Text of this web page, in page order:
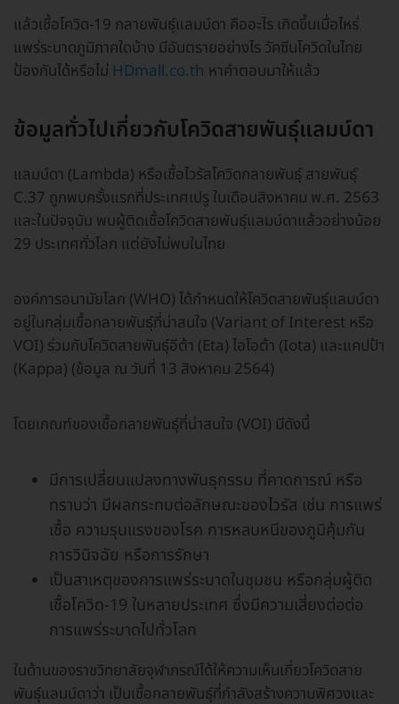
แล้วเชื้อโควิด-19 กลายพันธุ์แลมบ์ดา คืออะไร เกิดขึ้นเมื่อไหร่
แพร่ระบาดภูมิภาคใดบ้าง มีอันตรายอย่างไร วัคซีนโควิดในไทย
ป้องกันได้หรือไม่ HDmall.co.th หาคำตอบมาให้แล้ว
ข้อมูลทั่วไปเกี่ยวกับโควิดสายพันธุ์แลมบ์ดา
แลมบ์ดา (Lambda) หรือเชื้อไวรัสโควิดกลายพันธุ์ สายพันธุ์
C.37 ถูกพบครั้งแรกที่ประเทศเปรู ในเดือนสิงหาคม พ.ศ. 2563
และในปัจจุบัน พบผู้ติดเชื้อโควิดสายพันธุ์แลมบ์ดาแล้วอย่างน้อย
29 ประเทศทั่วโลก แต่ยังไม่พบในไทย
องค์การอนามัยโลก (WHO) ได้กำหนดให้โควิดสายพันธุ์แลมบ์ดา
อยู่ในกลุ่มเชื้อกลายพันธุ์ที่น่าสนใจ (Variant of Interest หรือ
VOI) ร่วมกับโควิดสายพันธุ์อีต้า (Eta) ไอโอต้า (Iota) และแคปป้า
(Kappa) (ข้อมูล ณ วันที่ 13 สิงหาคม 2564)
โดยเกณฑ์ของเชื้อกลายพันธุ์ที่น่าสนใจ (VOI) มีดังนี้
มีการเปลี่ยนแปลงทางพันธุกรรม ที่คาดการณ์ หรือ
ทราบว่า มีผลกระทบต่อลักษณะของไวรัส เช่น การแพร่
เชื้อ ความรุนแรงของโรค การหลบหนีของภูมิคุ้มกัน
การวินิจฉัย หรือการรักษา
เป็นสาเหตุของการแพร่ระบาดในชุมชน หรือกลุ่มผู้ติด
เชื้อโควิด-19 ในหลายประเทศ ซึ่งมีความเสี่ยงต่อต่อ
การแพร่ระบาดไปทั่วโลก
ในด้านของราชวิทยาลัยจุฬาภรณ์ได้ให้ความเห็นเกี่ยวโควิดสาย
พันธุ์แลมบ์ดาว่า เป็นเชื้อกลายพันธุ์ที่กำลังสร้างความพิศวงและ